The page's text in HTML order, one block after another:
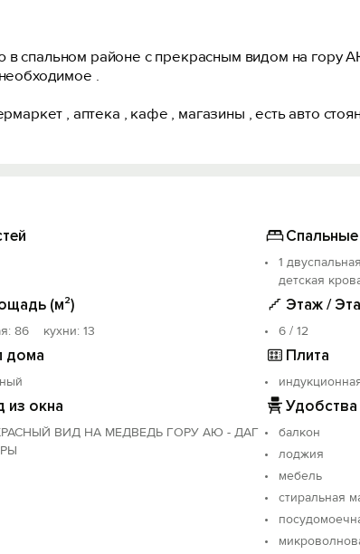
спальном районе с прекрасным видом на гору
.
, аптека , кафе , магазины , есть авто
Спальные
1
детская
(м²)
86 кухни: 13
Этаж /
6 / 12
дома Плита
из окна
ВИД НА МЕДВЕДЬ ГОРУ АЮ - ДАГ
Удобства
балкон
лоджия
мебель
стиральная